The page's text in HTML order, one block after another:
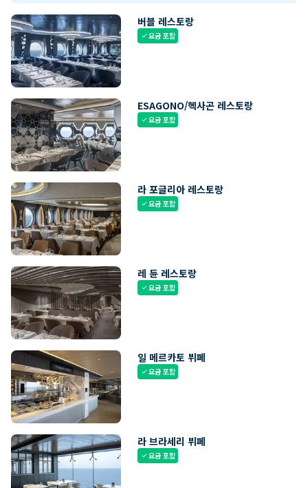
버블 레스토랑
check요금 포함
ESAGONO/헥사곤 레스토랑
check요금 포함
라 포글리아 레스토랑
check요금 포함
레 듄 레스토랑
check요금 포함
일 메르카토 뷔페
check요금 포함
라 브라세리 뷔페
check요금 포함